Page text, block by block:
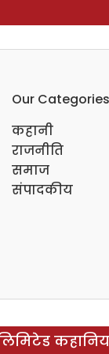
Our Categories
कहानी
राजनीति
समाज
संपादकीय